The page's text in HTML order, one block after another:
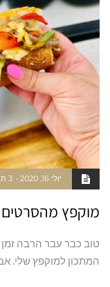
יולי 16, 2020 3 תגובות
מוקפץ מהסרטים
טוב כבר עבר הרבה
המתכון למוקפץ שלי.